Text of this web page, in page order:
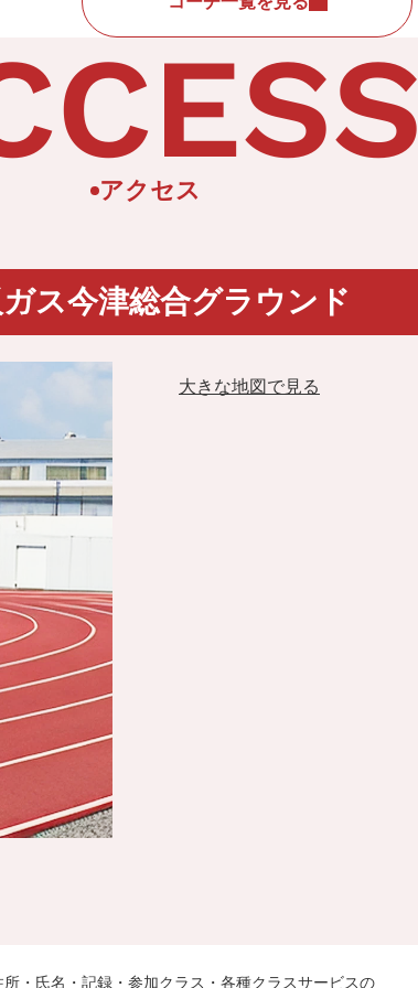
アクセス
ス今津総合グラウンド
大きな地図で見る
・氏名・記録・参加クラス・各種クラスサービスの